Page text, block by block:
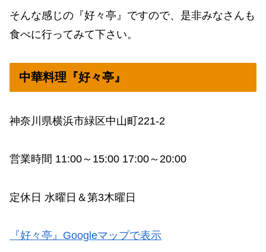
そんな感じの『好々亭』ですので、是非みなさんも
食べに行ってみて下さい。
中華料理『好々亭』
神奈川県横浜市緑区中山町221-2
営業時間 11:00～15:00 17:00～20:00
定休日 水曜日＆第3木曜日
『好々亭』Googleマップで表示